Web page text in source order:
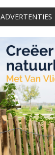
ADVERTENTIES